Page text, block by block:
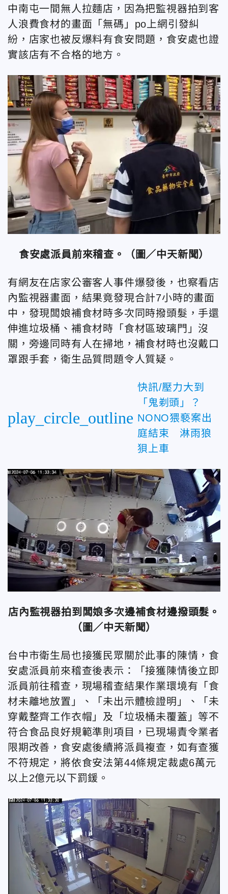
中南屯一間無人拉麵店，因為把監視器拍到客
人浪費食材的畫面「無碼」po上網引發糾
紛，店家也被反爆料有食安問題，食安處也證
實該店有不合格的地方。
食安處派員前來稽查。（圖／中天新聞）
有網友在店家公審客人事件爆發後，也察看店
內監視器畫面，結果竟發現合計7小時的畫面
中，發現闆娘補食材時多次同時撥頭髮，手還
伸進垃圾桶、補食材時「食材區玻璃門」沒
關，旁邊同時有人在掃地，補食材時也沒戴口
罩跟手套，衛生品質問題令人質疑。
play_circle_outline
快訊/壓力大到
「鬼剃頭」？
NONO猥褻案出
庭結束 淋雨狼
狽上車
店內監視器拍到闆娘多次邊補食材邊撥頭髮。
（圖／中天新聞）
台中市衛生局也接獲民眾關於此事的陳情，食
安處派員前來稽查後表示：「接獲陳情後立即
派員前往稽查，現場稽查結果作業環境有「食
材未離地放置」、「未出示體檢證明」、「未
穿戴整齊工作衣帽」及「垃圾桶未覆蓋」等不
符合食品良好規範準則項目，已現場責令業者
限期改善，食安處後續將派員複查，如有查獲
不符規定，將依食安法第44條規定裁處6萬元
以上2億元以下罰鍰。